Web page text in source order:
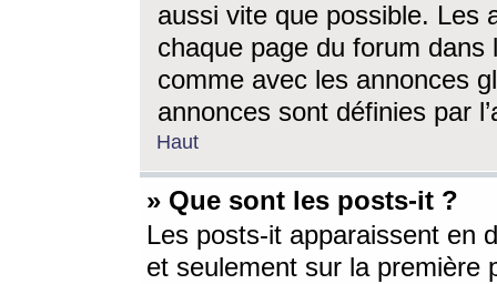
aussi vite que possible. Les
chaque page du forum dans
comme avec les annonces
annonces sont définies par
Haut
» Que sont les posts-it ?
Les posts-it apparaissent en
et seulement sur la première